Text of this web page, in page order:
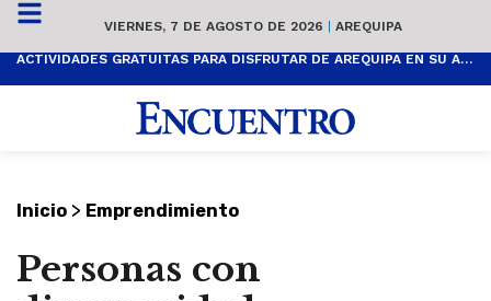
VIERNES, 7 DE AGOSTO DE 2026 | AREQUIPA
ACTIVIDADES GRATUITAS PARA DISFRUTAR DE AREQUIPA EN SU ANIVERSARIO
Inicio > Emprendimiento
Personas con